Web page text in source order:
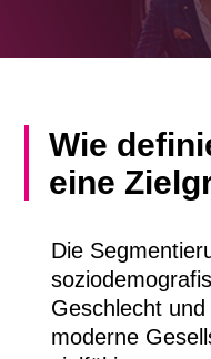
Wie
eine
Die
Geschlecht
moderne